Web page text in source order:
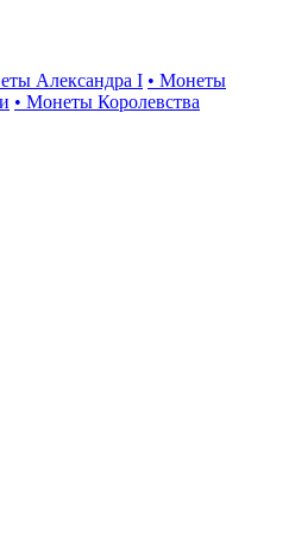
Александра I • Монеты
• Монеты Королевства